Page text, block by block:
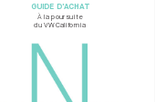
GUIDE D’ACHAT
À la poursuite
du VW California